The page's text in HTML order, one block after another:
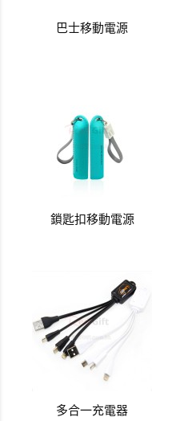
巴士移動電源
鎖匙扣移動電源
多合一充電器